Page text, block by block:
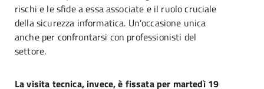
rischi e le sfide a essa associate e il ruolo cruciale
della sicurezza informatica. Un’occasione unica
anche per confrontarsi con professionisti del
settore.
La visita tecnica, invece, è fissata per martedì 19